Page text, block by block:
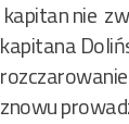
kapitan nie
kapitana
znowu